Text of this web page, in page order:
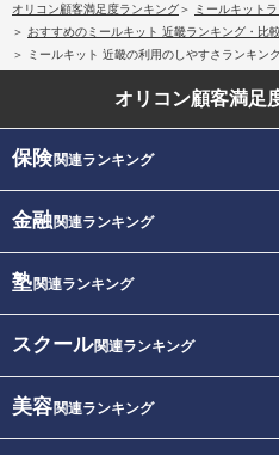
オリコン顧客満足度ランキング
ミールキット
おすすめのミールキット 近畿ランキング・比較
ミールキット 近畿の利用のしやすさランキン
オリコン顧客満足
保険関連ランキング
金融関連ランキング
塾関連ランキング
スクール関連ランキング
美容関連ランキング